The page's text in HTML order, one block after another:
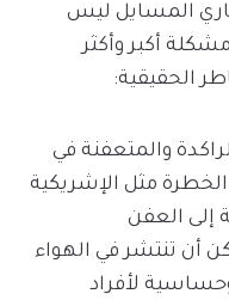
المسايل ليس
أكبر وأكثر
الحقيقية:
والمتعفنة في
الخطرة مثل الإشريكية
إلى العفن
أن تنتشر في الهواء
لأفراد